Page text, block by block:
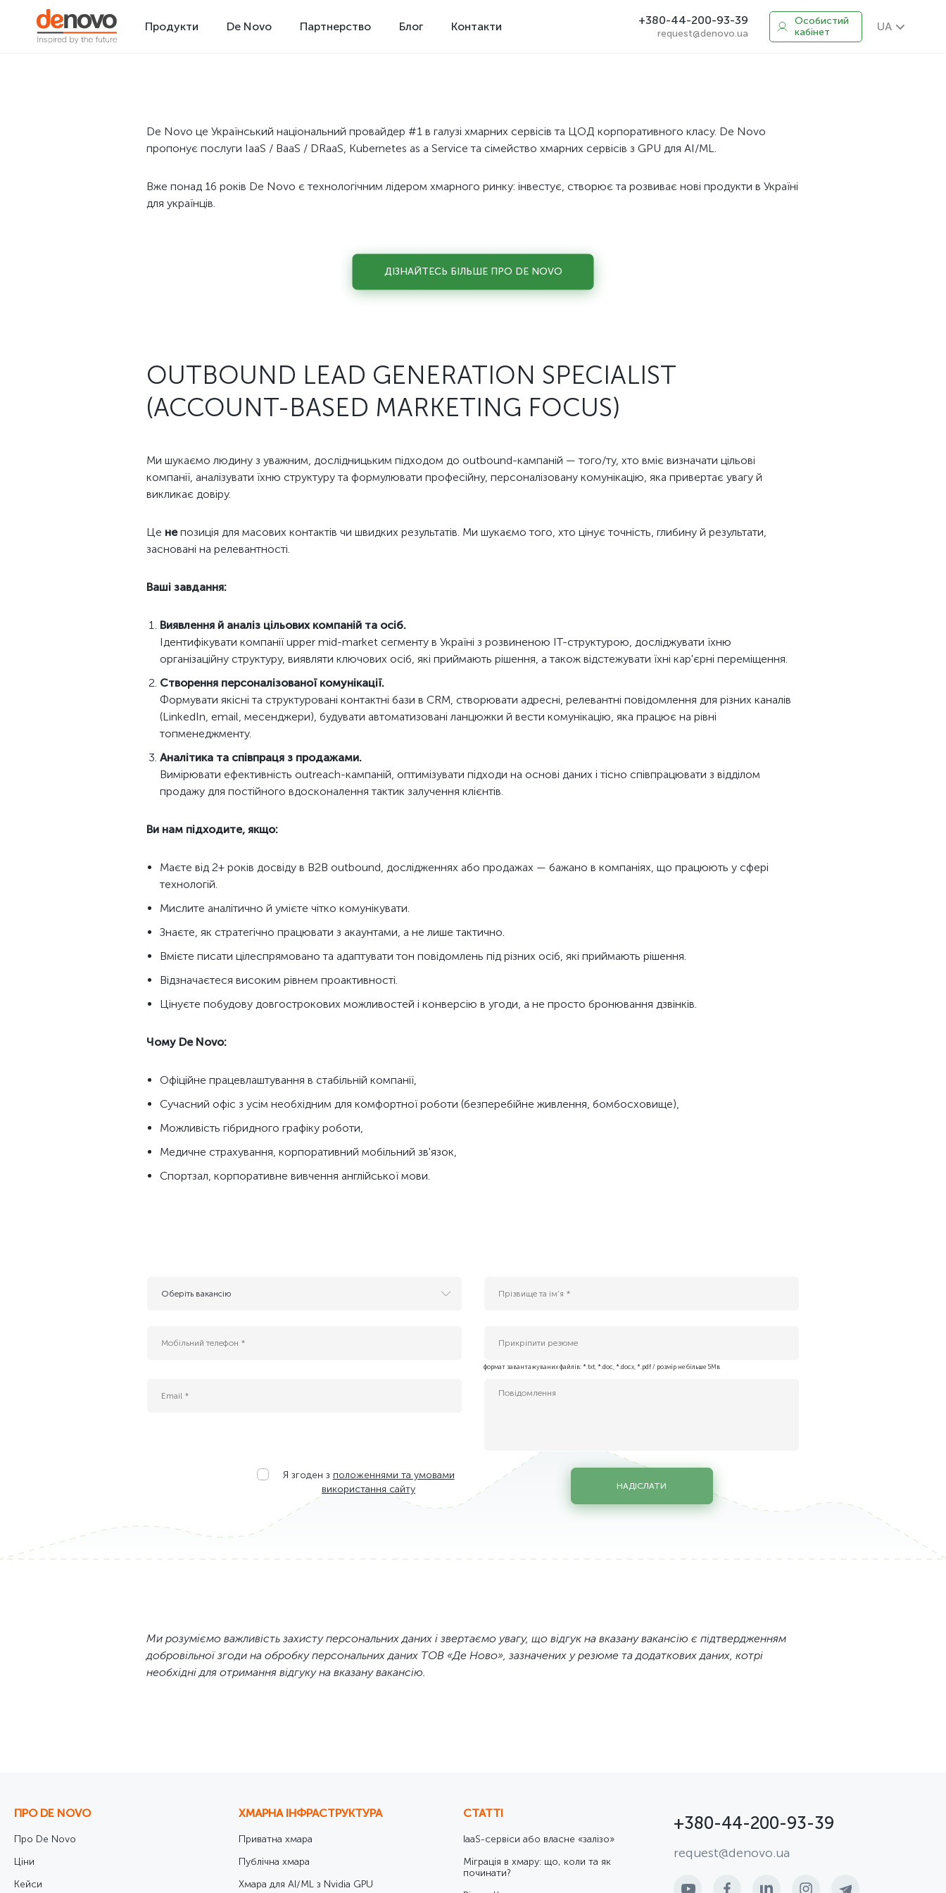
Продукти De Novo Партнерство Блог Контакти +380-44-200-93-39
request@denovo.ua
Особистий
кабінет
UA
De Novo це Український національний провайдер #1 в галузі хмарних сервісів та ЦОД корпоративного класу. De Novo
пропонує послуги IaaS / BaaS / DRaaS, Kubernetes as a Service та сімейство хмарних сервісів з GPU для AI/ML.
Вже понад 16 років De Novo є технологічним лідером хмарного ринку: інвестує, створює та розвиває нові продукти в Україні
для українців.
ДІЗНАЙТЕСЬ БІЛЬШЕ ПРО DE NOVO
OUTBOUND LEAD GENERATION SPECIALIST
(ACCOUNT-BASED MARKETING FOCUS)
Ми шукаємо людину з уважним, дослідницьким підходом до outbound-кампаній — того/ту, хто вміє визначати цільові
компанії, аналізувати їхню структуру та формулювати професійну, персоналізовану комунікацію, яка привертає увагу й
викликає довіру.
Це непозиція для масових контактів чи швидких результатів. Ми шукаємо того, хто цінує точність, глибину й результати,
засновані на релевантності.
Ваші завдання:
Виявлення й аналіз цільових компаній та осіб.
Ідентифікувати компанії upper mid-market сегменту в Україні з розвиненою ІТ-структурою, досліджувати їхню
організаційну структуру, виявляти ключових осіб, які приймають рішення, а також відстежувати їхні кар'єрні переміщення.
Створення персоналізованої комунікації.
Формувати якісні та структуровані контактні бази в CRM, створювати адресні, релевантні повідомлення для різних каналів
(LinkedIn, email, месенджери), будувати автоматизовані ланцюжки й вести комунікацію, яка працює на рівні
топменеджменту.
Аналітика та співпраця з продажами.
Вимірювати ефективність outreach-кампаній, оптимізувати підходи на основі даних і тісно співпрацювати з відділом
продажу для постійного вдосконалення тактик залучення клієнтів.
Ви нам підходите, якщо:
Маєте від 2+ років досвіду в B2B outbound, дослідженнях або продажах — бажано в компаніях, що працюють у сфері
технологій.
Мислите аналітично й умієте чітко комунікувати.
Знаєте, як стратегічно працювати з акаунтами, а не лише тактично.
Вмієте писати цілеспрямовано та адаптувати тон повідомлень під різних осіб, які приймають рішення.
Відзначаєтеся високим рівнем проактивності.
Цінуєте побудову довгострокових можливостей і конверсію в угоди, а не просто бронювання дзвінків.
Чому De Novo:
Офіційне працевлаштування в стабільній компанії,
Сучасний офіс з усім необхідним для комфортної роботи (безперебійне живлення, бомбосховище),
Можливість гібридного графіку роботи,
Медичне страхування, корпоративний мобільний зв'язок,
Спортзал, корпоративне вивчення англійської мови.
Оберіть вакансію
Керівник служби IT та АСУ ТП
Системний адміністратор хмарної інфраструктури
Системний інженер з хмарних та мережевих технологій
Старший юрисконсульт
Прикріпити резюме
формат завантажуваних файлів: *.txt, *.doc, *.docx, *.pdf / розмір не більше 5Мв
Я згоден з положеннями та умовами
використання сайту
НАДІСЛАТИ
Ми розуміємо важливість захисту персональних даних і звертаємо увагу, що відгук на вказану вакансію є підтвердженням
добровільної згоди на обробку персональних даних ТОВ «Де Ново», зазначених у резюме та додаткових даних, котрі
необхідні для отримання відгуку на вказану вакансію.
ПРО DE NOVO
Про De Novo
Ціни
Кейси
ХМАРНА ІНФРАСТРУКТУРА
Приватна хмара
Публічна хмара
Хмара для AI/ML з Nvidia GPU
СТАТТІ
IaaS-сервіси або власне «залізо»
Міграція в хмару: що, коли та як
починати?
+380-44-200-93-39
request@denovo.ua